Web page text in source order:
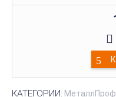
КАТЕГОРИИ: